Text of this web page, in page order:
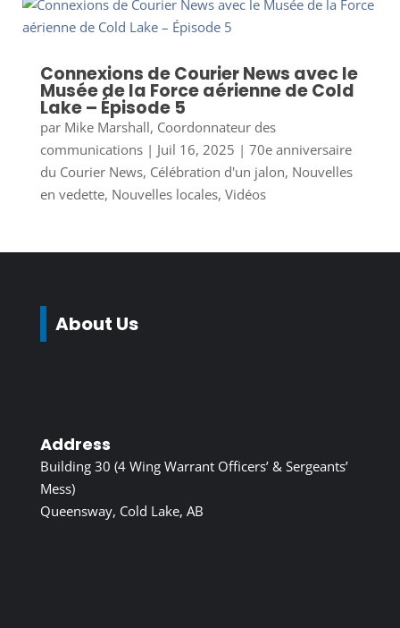
Connexions de Courier News avec le
Musée de la Force aérienne de Cold
Lake – Épisode 5
par Mike Marshall, Coordonnateur des
communications| Juil 16, 2025 | 70e anniversaire
du Courier News, Célébration d'un jalon, Nouvelles
en vedette, Nouvelles locales, Vidéos
About Us
Address
Building 30 (4 Wing Warrant Officers’ & Sergeants’
Mess)
Queensway, Cold Lake, AB